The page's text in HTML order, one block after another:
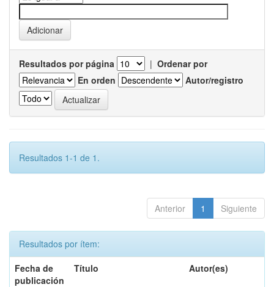
Resultados por página | Ordenar por
En orden
Autor/registro
Resultados 1-1 de 1.
Anterior 1 Siguiente
Resultados por ítem:
Fecha de
publicación
Título Autor(es)